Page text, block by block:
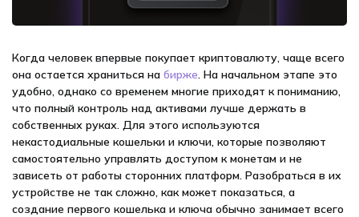
Когда человек впервые покупает криптовалюту, чаще всего
она остается храниться на бирже. На начальном этапе это
удобно, однако со временем многие приходят к пониманию,
что полный контроль над активами лучше держать в
собственных руках. Для этого используются
некастодиальные кошельки и ключи, которые позволяют
самостоятельно управлять доступом к монетам и не
зависеть от работы сторонних платформ. Разобраться в их
устройстве не так сложно, как может показаться, а
создание первого кошелька и ключа обычно занимает всего